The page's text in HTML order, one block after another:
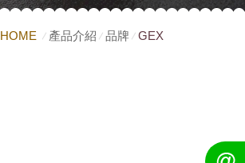
HOME 產品介紹 品牌 GEX